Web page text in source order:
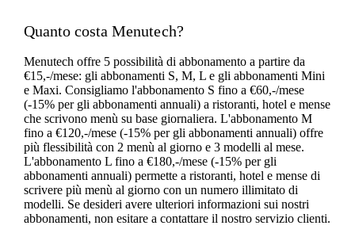
Quanto costa Menutech?
Menutech offre 5 possibilità di abbonamento a partire da
€15,-/mese: gli abbonamenti S, M, L e gli abbonamenti Mini
e Maxi. Consigliamo l'abbonamento S fino a €60,-/mese
(-15% per gli abbonamenti annuali) a ristoranti, hotel e mense
che scrivono menù su base giornaliera. L'abbonamento M
fino a €120,-/mese (-15% per gli abbonamenti annuali) offre
più flessibilità con 2 menù al giorno e 3 modelli al mese.
L'abbonamento L fino a €180,-/mese (-15% per gli
abbonamenti annuali) permette a ristoranti, hotel e mense di
scrivere più menù al giorno con un numero illimitato di
modelli. Se desideri avere ulteriori informazioni sui nostri
abbonamenti, non esitare a contattare il nostro servizio clienti.